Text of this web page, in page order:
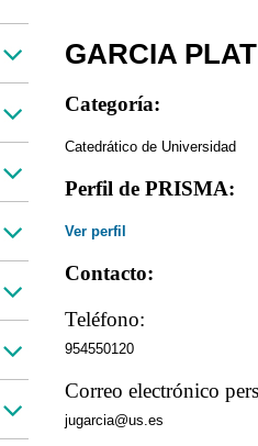
GARCIA
Categoría:
Catedrático de Universidad
Perfil de PRISMA:
Ver perfil
Contacto:
Teléfono:
954550120
Correo electrónico
jugarcia@us.es